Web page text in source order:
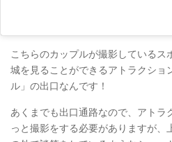
こちらのカップルが撮影しているス
城を見ることができるアトラクショ
ル」の出口なんです！
あくまでも出口通路なので、アトラ
っと撮影をする必要がありますが、